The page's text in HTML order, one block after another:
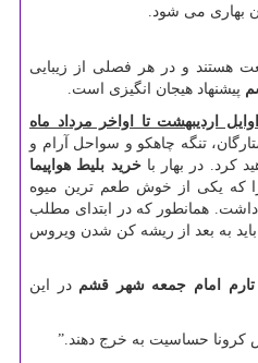
بهاری می شود.
هستند و در هر فصلی از زیبایی
پیشنهاد هیجان انگیزی است.
اردیبهشت تا اواخر مرداد ماه
تنگه چاهکو و سواحل آرام و
کرد. در بهار باخرید بلیط هواپیما
که یکی از خوش طعم ترین میوه
داشت. همانطور که در ابتدای مطلب
به بعد از ریشه کن شدن ویروس
تارم امام جمعه شهر قشم در این
کرونا حساسیت به خرج دهند.”